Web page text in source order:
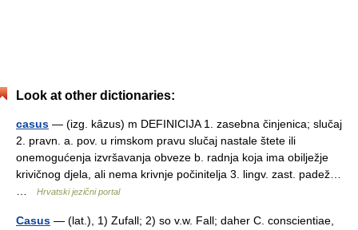
Look at other dictionaries:
casus — (izg. kȃzus) m DEFINICIJA 1. zasebna činjenica; slučaj
2. pravn. a. pov. u rimskom pravu slučaj nastale štete ili
onemogućenja izvršavanja obveze b. radnja koja ima obilježje
krivičnog djela, ali nema krivnje počinitelja 3. lingv. zast. padež…
Hrvatski jezični portal
Casus — (lat.), 1) Zufall; 2) so v.w. Fall; daher C. conscientiae,